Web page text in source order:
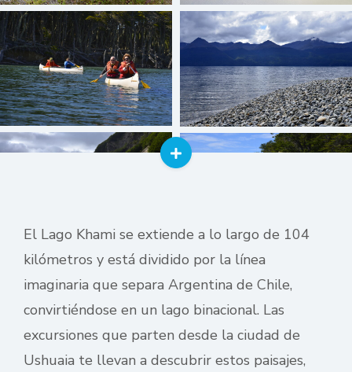
El Lago Khami se extiende a lo largo de 104
kilómetros y está dividido por la línea
imaginaria que separa Argentina de Chile,
convirtiéndose en un lago binacional. Las
excursiones que parten desde la ciudad de
Ushuaia te llevan a descubrir estos paisajes,